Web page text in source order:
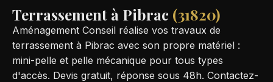
Terrassement à Pibrac (31820)
Aménagement Conseil réalise vos travaux de
terrassement à Pibrac avec son propre matériel :
mini-pelle et pelle mécanique pour tous types
d'accès. Devis gratuit, réponse sous 48h. Contactez-